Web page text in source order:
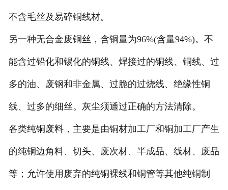
不含毛丝及易碎铜线材。
另一种无合金废铜丝，含铜量为96%(含量94%)。不
能含过铅化和锡化的铜线、焊接过的铜线、铜线、过
多的油、废钢和非金属、过脆的过烧线、绝缘性铜
线、过多的细丝。灰尘须通过正确的方法清除。
各类纯铜废料，主要是由铜材加工厂和铜加工厂产生
的纯铜边角料、切头、废次材、半成品、线材、废品
等；允许使用废弃的纯铜裸线和铜管等其他纯铜制